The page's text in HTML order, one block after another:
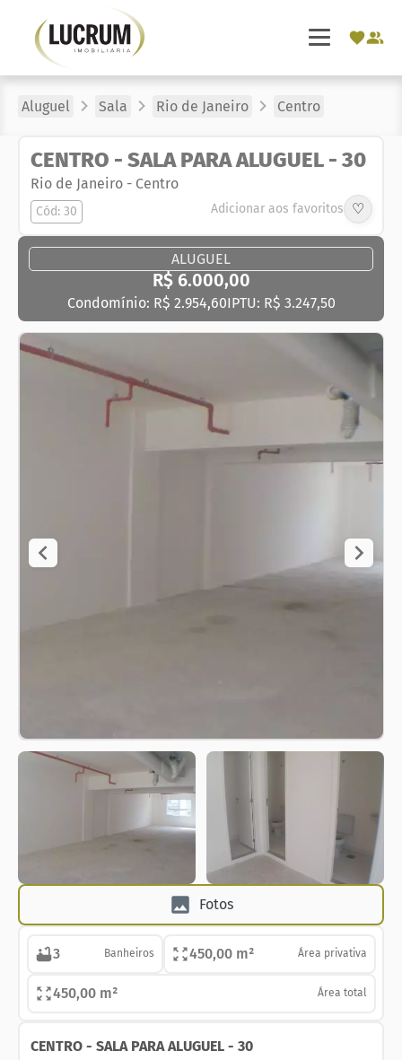
Aluguel Sala Rio de Janeiro Centro
CENTRO - SALA PARA ALUGUEL - 30
Rio de Janeiro- Centro
Adicionar aos favoritos ♡
Cód: 30
ALUGUEL
R$ 6.000,00
Condomínio: R$ 2.954,60IPTU: R$ 3.247,50
Fotos
3 Banheiros 450,00 m² Área privativa
450,00 m² Área total
CENTRO - SALA PARA ALUGUEL - 30